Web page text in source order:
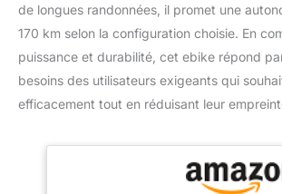
de longues randonnées, il promet une
170 km selon la configuration choisie. En
puissance et durabilité, cet ebike répond
besoins des utilisateurs exigeants qui
efficacement tout en réduisant leur